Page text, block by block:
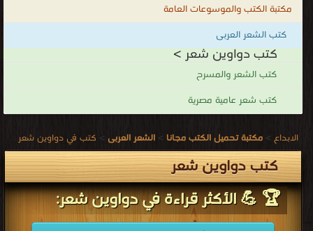
مكتبة الكتب والموسوعات العامة
كتب الشعر العربى
كتب دواوين شعر >
كتب الشعر والمسرح
كتب شعر عامية مصرية
الابداع > مكتبة تحميل الكتب مجانا > الشعر العربى > كتب في دواوين شعر
كتب دواوين شعر
🏆 💪 الأكثر قراءة في دواوين شعر: